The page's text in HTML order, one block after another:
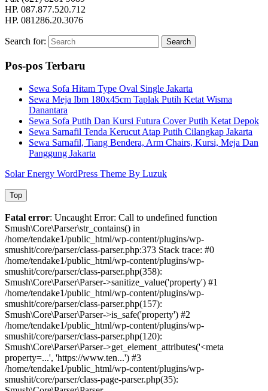
HP. 087.877.520.712
HP. 081286.20.3076
Search for: Search
Pos-pos Terbaru
Sewa Sofa Hitam Type Oval Single Jakarta
Sewa Meja Ibm 180x45cm Taplak Putih Ketat Wisma
Danantara
Sewa Sofa Putih Dan Kursi Futura Cover Putih Ketat Depok
Sewa Sarnafil Tenda Kerucut Atap Putih Cilangkap Jakarta
Sewa Sarnafil, Tiang Bendera, Arm Chairs, Kursi, Meja Dan
Panggung Jakarta
Solar Energy WordPress Theme By Luzuk
Top
Fatal error: Uncaught Error: Call to undefined function
Smush\Core\Parser\str_contains() in
/home/tendake1/public_html/wp-content/plugins/wp-
smushit/core/parser/class-parser.php:373 Stack trace: #0
/home/tendake1/public_html/wp-content/plugins/wp-
smushit/core/parser/class-parser.php(358):
Smush\Core\Parser\Parser->sanitize_value('property') #1
/home/tendake1/public_html/wp-content/plugins/wp-
smushit/core/parser/class-parser.php(157):
Smush\Core\Parser\Parser->is_safe('property') #2
/home/tendake1/public_html/wp-content/plugins/wp-
smushit/core/parser/class-parser.php(120):
Smush\Core\Parser\Parser->get_element_attributes('<meta
property=...', 'https://www.ten...') #3
/home/tendake1/public_html/wp-content/plugins/wp-
smushit/core/parser/class-page-parser.php(35):